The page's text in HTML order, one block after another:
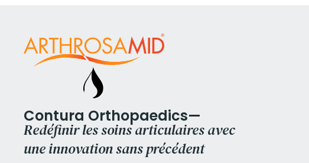
Contura Orthopaedics—
Redéfinir les soins articulaires avec
une innovation sans précédent